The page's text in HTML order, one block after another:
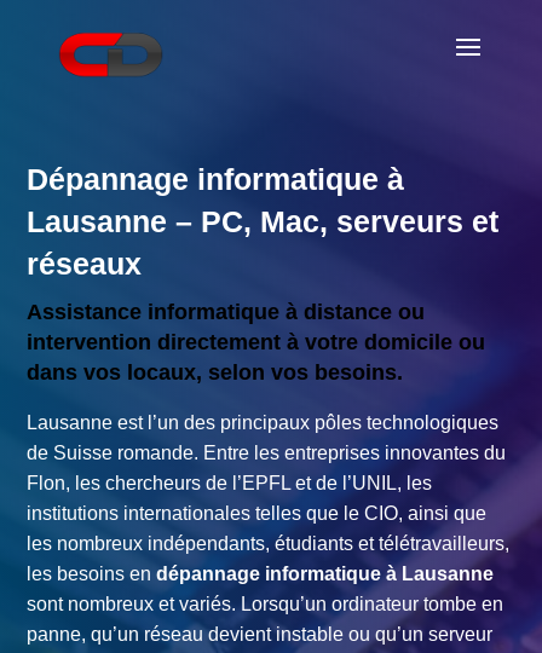
Dépannage informatique à
Lausanne – PC, Mac, serveurs et
réseaux
Assistance informatique à distance ou
intervention directement à votre domicile ou
dans vos locaux, selon vos besoins.
Lausanne est l’un des principaux pôles technologiques
de Suisse romande. Entre les entreprises innovantes du
Flon, les chercheurs de l’EPFL et de l’UNIL, les
institutions internationales telles que le CIO, ainsi que
les nombreux indépendants, étudiants et télétravailleurs,
les besoins endépannage informatique à Lausanne
sont nombreux et variés. Lorsqu’un ordinateur tombe en
panne, qu’un réseau devient instable ou qu’un serveur